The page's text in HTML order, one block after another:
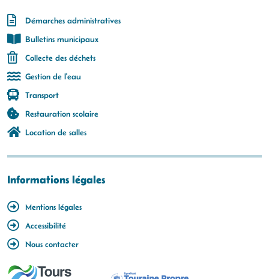
Démarches administratives
Bulletins municipaux
Collecte des déchets
Gestion de l'eau
Transport
Restauration scolaire
Location de salles
Informations légales
Mentions légales
Accessibilité
Nous contacter